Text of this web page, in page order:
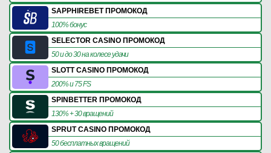
SAPPHIREBET ПРОМОКОД
100% бонус
SELECTOR CASINO ПРОМОКОД
50 и до 30 на колесе удачи
SLOTT CASINO ПРОМОКОД
200% и 75 FS
SPINBETTER ПРОМОКОД
130% + 30 вращений
SPRUT CASINO ПРОМОКОД
50 бесплатных вращений